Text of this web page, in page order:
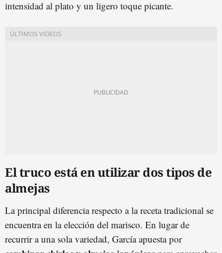
intensidad al plato y un ligero toque picante.
El truco está en utilizar dos tipos de
almejas
La principal diferencia respecto a la receta tradicional se
encuentra en la elección del marisco. En lugar de
recurrir a una sola variedad, García apuesta por